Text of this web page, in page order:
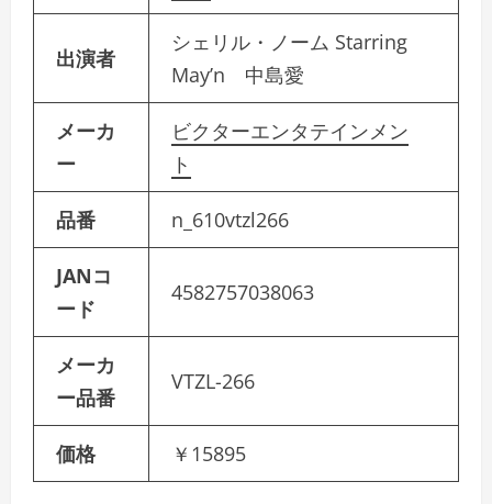
出演者
シェリル・ノーム Starring
May’n 中島愛
メーカ
ー
ビクターエンタテインメン
ト
品番 n_610vtzl266
JANコ
ード
4582757038063
メーカ
ー品番
VTZL-266
価格 ￥15895